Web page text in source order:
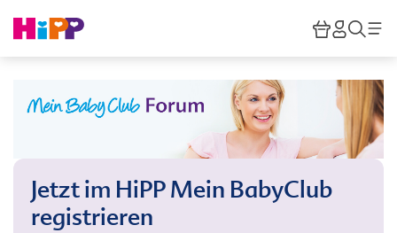
HiPP
Jetzt im HiPP Mein BabyClub
registrieren